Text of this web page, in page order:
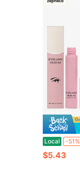
Local -51%
$5.43